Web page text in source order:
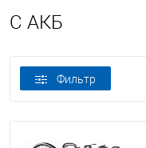
С АКБ
Фильтр